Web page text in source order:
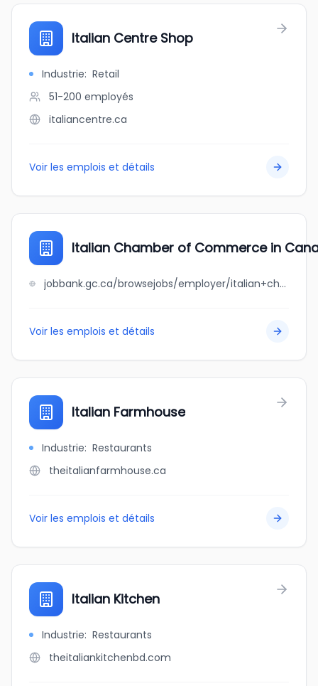
Italian Centre Shop
Industrie: Retail
51-200 employés
italiancentre.ca
Voir les emplois et détails
Italian Chamber of Commerce in
jobbank.gc.ca/browsejobs/employer/italian+chamber+of+commerce+in+canada-west/ca
Voir les emplois et détails
Italian Farmhouse
Industrie: Restaurants
theitalianfarmhouse.ca
Voir les emplois et détails
Italian Kitchen
Industrie: Restaurants
theitaliankitchenbd.com